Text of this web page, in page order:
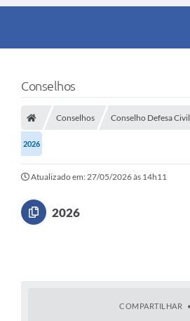
Conselhos
Conselhos Conselho Defesa Civil
2026
Atualizado em: 27/05/2026 às 14h11
2026
COMPARTILHAR